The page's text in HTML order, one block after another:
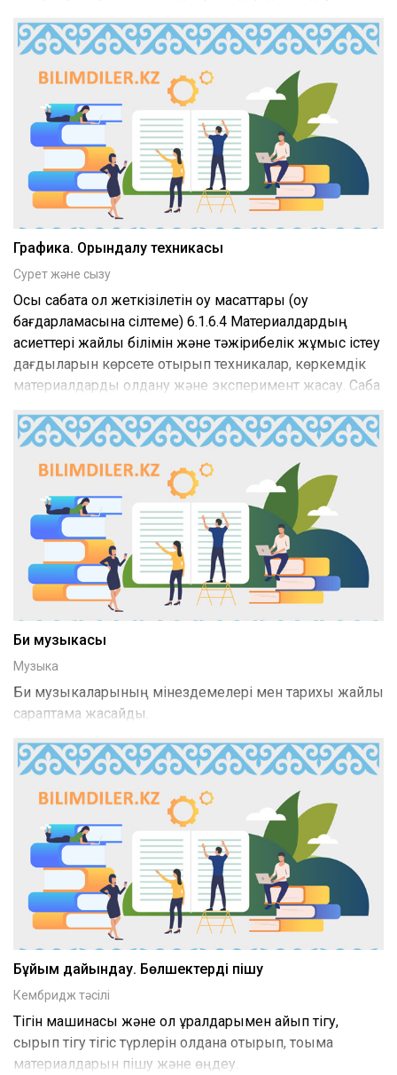
Графика. Орындалу техникасы
Сурет және сызу
Осы сабақта қол жеткізілетін оқу мақсаттары (оқу
бағдарламасына сілтеме) 6.1.6.4 Материалдардың
қасиеттері жайлы білімін және тәжірибелік жұмыс істеу
дағдыларын көрсете отырып техникалар, көркемдік
материалдарды қолдану және эксперимент жасау. Сабақ
Би музыкасы
Музыка
Би музыкаларының мінездемелері мен тарихы жайлы
сараптама жасайды.
Бұйым дайындау. Бөлшектерді пішу
Кембридж тәсілі
Тігін машинасы және қол құралдарымен қайып тігу,
сырып тігу тігіс түрлерін қолдана отырып, тоқыма
материалдарын пішу және өңдеу.